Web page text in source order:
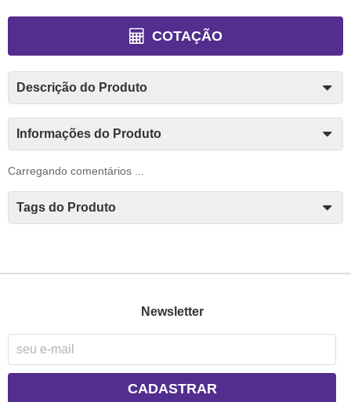
COTAÇÃO
Descrição do Produto
Informações do Produto
Carregando comentários ...
Tags do Produto
Newsletter
CADASTRAR